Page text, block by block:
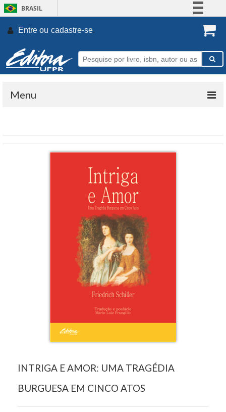
BRASIL
Participe
Entre ou cadastre-se.
Menu
INTRIGA E AMOR: UMA TRAGÉDIA
BURGUESA EM CINCO ATOS